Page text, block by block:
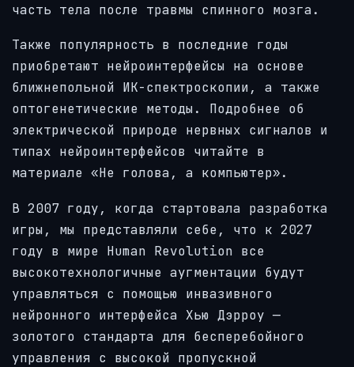
часть тела после травмы спинного мозга.
Также популярность в последние годы
приобретают нейроинтерфейсы на основе
ближнепольной ИК-спектроскопии, а также
оптогенетические методы. Подробнее об
электрической природе нервных сигналов и
типах нейроинтерфейсов читайте в
материале «Не голова, а компьютер».
В 2007 году, когда стартовала разработка
игры, мы представляли себе, что к 2027
году в мире Human Revolution все
высокотехнологичные аугментации будут
управляться с помощью инвазивного
нейронного интерфейса Хью Дэрроу —
золотого стандарта для бесперебойного
управления с высокой пропускной